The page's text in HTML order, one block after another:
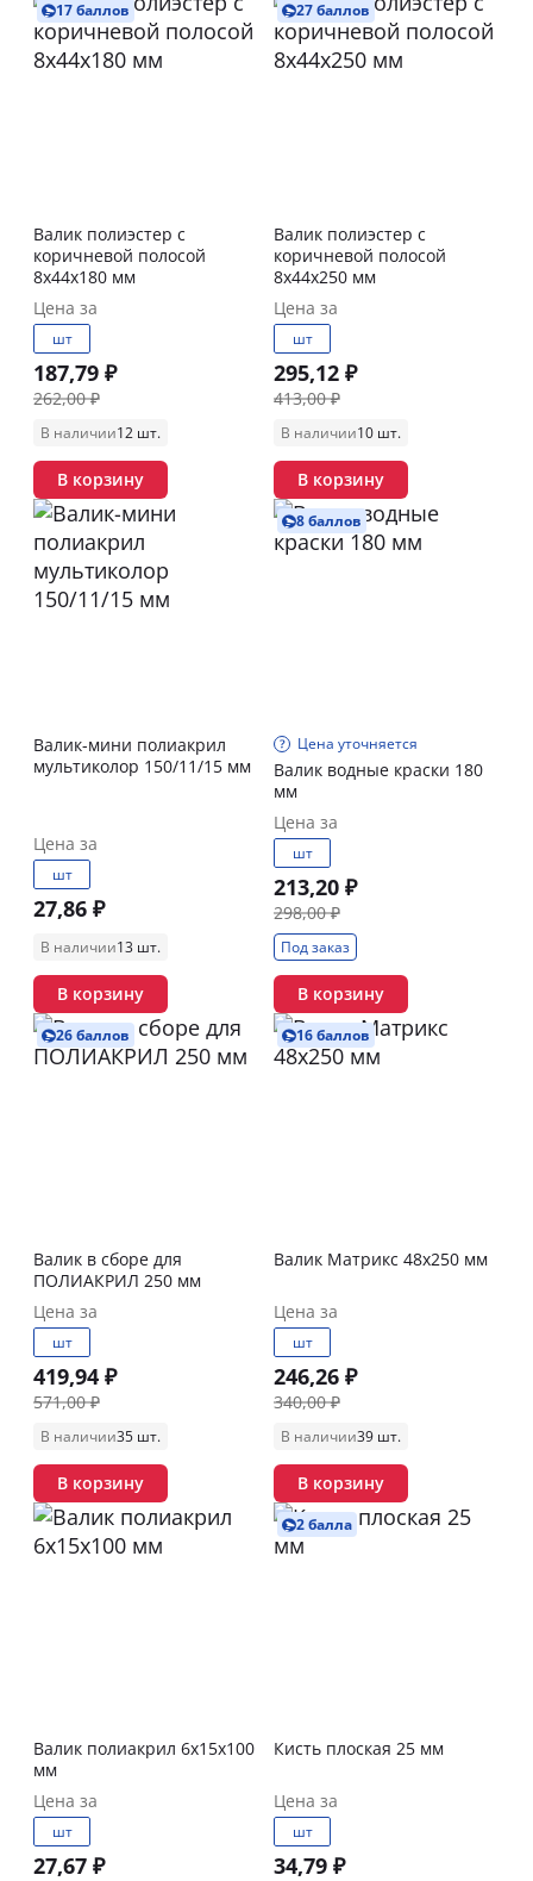
17 баллов
Валик полиэстер с
коричневой полосой
8х44х180 мм
Цена за
шт
187,79 ₽
262,00 ₽
В наличии12 шт.
В корзину
27 баллов
Валик полиэстер с
коричневой полосой
8х44х250 мм
Цена за
шт
295,12 ₽
413,00 ₽
В наличии10 шт.
В корзину
Валик-мини полиакрил
мультиколор 150/11/15 мм
Цена за
шт
27,86 ₽
В наличии13 шт.
В корзину
8 баллов
Цена уточняется
Валик водные краски 180
мм
Цена за
шт
213,20 ₽
298,00 ₽
Под заказ
В корзину
26 баллов
Валик в сборе для
ПОЛИАКРИЛ 250 мм
Цена за
шт
419,94 ₽
571,00 ₽
В наличии35 шт.
В корзину
16 баллов
Валик Матрикс 48х250 мм
Цена за
шт
246,26 ₽
340,00 ₽
В наличии39 шт.
В корзину
Валик полиакрил 6х15х100
мм
Цена за
шт
27,67 ₽
2 балла
Кисть плоская 25 мм
Цена за
шт
34,79 ₽